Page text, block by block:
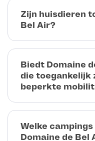
Zijn huisdieren
Bel Air?
Biedt Domaine
die toegankelijk
beperkte
Welke
Domaine de Bel